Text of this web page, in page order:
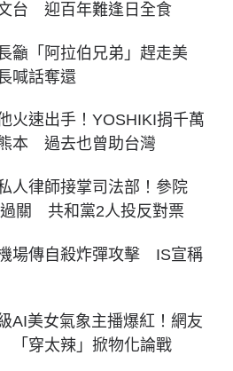
台 迎百年難逢日全食
籲「阿拉伯兄弟」趕走美
喊話奪還
火速出手！YOSHIKI捐千萬
本 過去也曾助台灣
人律師接掌司法部！參院
關 共和黨2人投反對票
場傳自殺炸彈攻擊 IS宣稱
AI美女氣象主播爆紅！網友
穿太辣」掀物化論戰